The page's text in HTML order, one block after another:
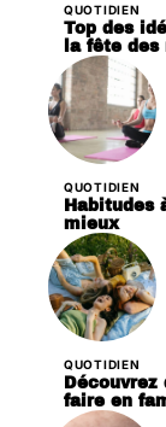
QUOTIDIEN
Top des
la fête des
QUOTIDIEN
Habitudes
mieux
QUOTIDIEN
faire en